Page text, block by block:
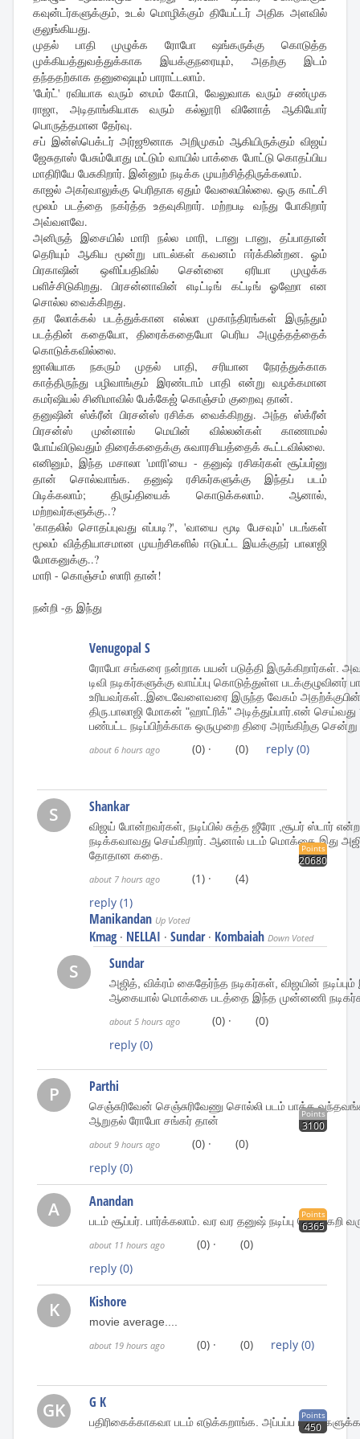
கவுன்டர்களுக்கும், உடல் மொழிக்கும் தியேட்டர் அதிக அளவில்
குலுங்கியது.
முதல் பாதி முழுக்க ரோபோ ஷங்கருக்கு கொடுத்த
முக்கியத்துவத்துக்காக இயக்குநரையும், அதற்கு இடம்
தந்ததற்காக தனுஷையும் பாராட்டலாம்.
'பேர்ட்' ரவியாக வரும் மைம் கோபி, வேலுவாக வரும் சண்முக
ராஜா, அடிதாங்கியாக வரும் கல்லூரி வினோத் ஆகியோர்
பொருத்தமான தேர்வு.
சப் இன்ஸ்பெக்டர் அர்ஜூனாக அறிமுகம் ஆகியிருக்கும் விஜய்
ஜேசுதாஸ் பேசும்போது மட்டும் வாயில் பாக்கை போட்டு கொதப்பிய
மாதிரியே பேசுகிறார். இன்னும் நடிக்க முயற்சித்திருக்கலாம்.
காஜல் அகர்வாலுக்கு பெரிதாக ஏதும் வேலையில்லை. ஒரு காட்சி
மூலம் படத்தை நகர்த்த உதவுகிறார். மற்றபடி வந்து போகிறார்
அவ்வளவே.
அனிருத் இசையில் மாரி நல்ல மாரி, டானு டானு, தப்பாதான்
தெரியும் ஆகிய மூன்று பாடல்கள் கவனம் ஈர்க்கின்றன. ஓம்
பிரகாஷின் ஒளிப்பதிவில் சென்னை ஏரியா முழுக்க
பளிச்சிடுகிறது. பிரசன்னாவின் எடிட்டிங் கட்டிங் ஓஹோ என
சொல்ல வைக்கிறது.
தர லோக்கல் படத்துக்கான எல்லா முகாந்திரங்கள் இருந்தும்
படத்தின் கதையோ, திரைக்கதையோ பெரிய அழுத்தத்தைக்
கொடுக்கவில்லை.
ஜாலியாக நகரும் முதல் பாதி, சரியான நேரத்துக்காக
காத்திருந்து பழிவாங்கும் இரண்டாம் பாதி என்று வழக்கமான
கமர்ஷியல் சினிமாவில் பேக்கேஜ் கொஞ்சம் குறைவு தான்.
தனுஷின் ஸ்க்ரீன் பிரசன்ஸ் ரசிக்க வைக்கிறது. அந்த ஸ்க்ரீன்
பிரசன்ஸ் முன்னால் மெயின் வில்லன்கள் காணாமல்
போய்விடுவதும் திரைக்கதைக்கு சுவாரசியத்தைக் கூட்டவில்லை.
எனினும், இந்த மசாலா 'மாரி'யை - தனுஷ் ரசிகர்கள் சூப்பர்னு
தான் சொல்வாங்க. தனுஷ் ரசிகர்களுக்கு இந்தப் படம்
பிடிக்கலாம்; திருப்தியைக் கொடுக்கலாம். ஆனால்,
மற்றவர்களுக்கு..?
'காதலில் சொதப்புவது எப்படி?', 'வாயை மூடி பேசவும்' படங்கள்
மூலம் வித்தியாசமான முயற்சிகளில் ஈடுபட்ட இயக்குநர் பாலாஜி
மோகனுக்கு..?
மாரி - கொஞ்சம் ஸாரி தான்!
நன்றி -த இந்து
Venugopal S
ரோபோ சங்கரை நன்றாக பயன் படுத்தி இருக்கிறார்கள்.
டிவி நடிகர்களுக்கு வாய்ப்பு கொடுத்துள்ள படக்குழுவினர்
உரியவர்கள்..இடைவேளைவரை இருந்த வேகம்
திரு.பாலாஜி மோகன் "ஹாட்ரிக்" அடித்துப்பார்.என் செய்வது
பண்பட்ட நடிப்பிற்க்காக ஒருமுறை திரை அரங்கிற்கு
about 6 hours ago (0) · (0) reply (0)
S Shankar
விஜய் போன்றவர்கள், நடிப்பில் சுத்த ஜீரோ ,சூபர் ஸ்டார்
நடிக்கவாவது செய்கிறார். ஆனால் படம் மொக்கை.இது
தோதான கதை.
Points
20680
about 7 hours ago (1) ·
(4)
reply (1)
Manikandan Up Voted
Kmag· NELLAI · Sundar· Kombaiah Down Voted
S Sundar
அஜித், விக்ரம் கைதேர்ந்த நடிகர்கள், விஜயின் நடிப்பும்
ஆகையால் மொக்கை படத்தை இந்த முன்னணி
about 5 hours ago (0) ·
(0)
reply (0)
P Parthi
செஞ்சுரிவேன் செஞ்சுரிவேணு சொல்லி படம் பாக்க
ஆறுதல் ரோபோ சங்கர் தான்
Points
3100
about 9 hours ago (0) ·
(0)
reply (0)
A Anandan
படம் சூப்பர். பார்க்கலாம். வர வர தனுஷ் நடிப்பு மெருகேறி
Points
6365
about 11 hours ago (0) ·
(0)
reply (0)
K Kishore
movie average....
about 19 hours ago (0) · (0) reply (0)
GK G K
பதிரிகைக்காகவா படம் எடுக்கறாங்க. அப்பப்ப
Points
450